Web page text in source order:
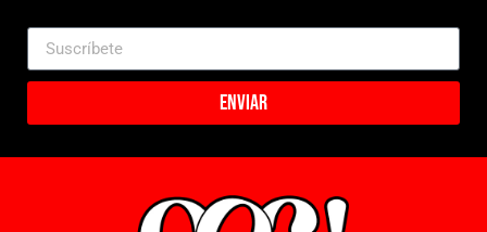
Enviar